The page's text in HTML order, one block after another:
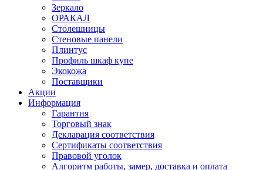
Зеркало
ОРАКАЛ
Столешницы
Стеновые панели
Плинтус
Профиль шкаф купе
Экокожа
Поставщики
Акции
Информация
Гарантия
Торговый знак
Декларация соответствия
Сертификаты соответствия
Правовой уголок
Алгоритм работы, замер, доставка и оплата